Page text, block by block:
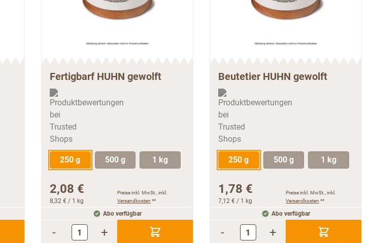
Fertigbarf HUHN gewolft
250 g 500 g 1 kg
2,08 €
8,32 € / 1 kg
Preise inkl. MwSt., inkl.
Versandkosten **
Abo verfügbar
- +
Beutetier HUHN gewolft
250 g 500 g 1 kg
1,78 €
7,12 € / 1 kg
Preise inkl. MwSt., inkl.
Versandkosten **
Abo verfügbar
- +